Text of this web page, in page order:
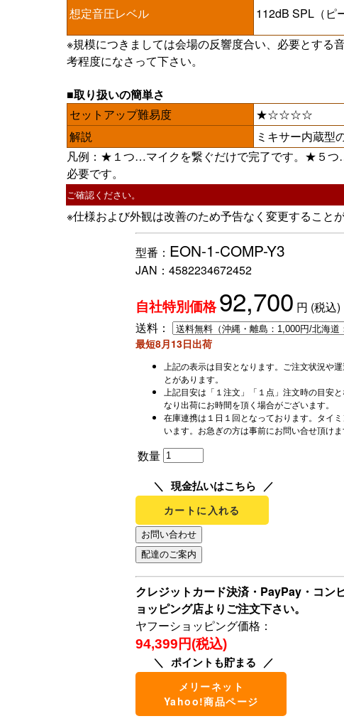
想定音圧レベル
112dB SPL（ピ
※規模につきましては会場の反響度合い、必要とする
考程度になさって下さい。
■取り扱いの簡単さ
セットアップ難易度
★☆☆☆☆
解説
ミキサー内蔵型
凡例：★１つ…マイクを繋ぐだけで完了です。★５つ
必要です。
ご確認ください。
※仕様および外観は改善のため予告なく変更することが
型番： EON-1-COMP-Y3
JAN： 4582234672452
自社特別価格 92,700 円 (税込)
送料：
最短8月13日出荷
上記の表示は目安となります。ご注文状況や
とがあります。
上記目安は「１注文」「１点」注文時の目安
なり出荷にお時間を頂く場合がございます。
在庫連携は１日１回となっております。タイ
います。お急ぎの方は事前にお問い合せ頂けま
数量
現金払いはこちら
カートに入れる
クレジットカード決済・PayPay・コン
ョッピング店よりご注文下さい。
ヤフーショッピング価格：
94,399円(税込)
ポイントも貯まる
メリーネット
Yahoo!商品ページ